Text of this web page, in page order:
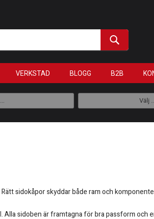
VERKSTAD BLOGG B2B
Välj
sidokåpor skyddar både ram och
sidoben är framtagna för bra passform och